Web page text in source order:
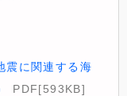
震に関連する海
PDF[593KB]